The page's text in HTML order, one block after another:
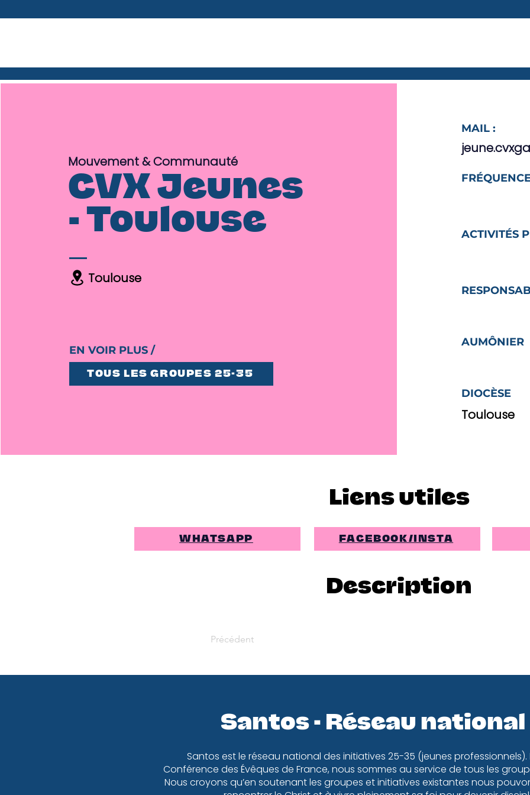
Mouvement & Communauté
CVX Jeunes
- Toulouse
Toulouse
EN VOIR PLUS /
TOUS LES GROUPES 25-35
MAIL :
ACTIVITÉS
AUMÔNIER
DIOCÈSE
Toulouse
Liens utiles
WHATSAPP FACEBOOK/INSTA
Description
Précédent
Santos - Réseau
Santos est le réseau national des initiatives 25-35 (jeunes
Conférence des Évêques de France, nous sommes au service de tous les
Nous croyons qu’en soutenant les groupes et initiatives existantes nous